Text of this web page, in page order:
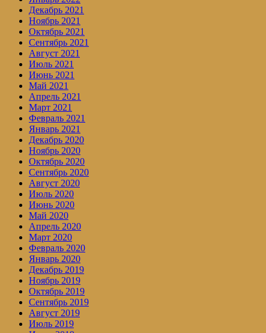
Декабрь 2021
Ноябрь 2021
Октябрь 2021
Сентябрь 2021
Август 2021
Июль 2021
Июнь 2021
Май 2021
Апрель 2021
Март 2021
Февраль 2021
Январь 2021
Декабрь 2020
Ноябрь 2020
Октябрь 2020
Сентябрь 2020
Август 2020
Июль 2020
Июнь 2020
Май 2020
Апрель 2020
Март 2020
Февраль 2020
Январь 2020
Декабрь 2019
Ноябрь 2019
Октябрь 2019
Сентябрь 2019
Август 2019
Июль 2019